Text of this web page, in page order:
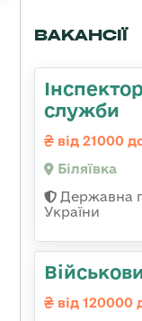
ВАКАНСІЇ
служби
від 21000
Біляївка
Державна
України
від 120000